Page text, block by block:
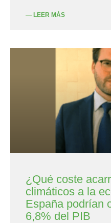
— LEER MÁS
¿Qué coste
climáticos a la
España podrían
6,8% del PIB